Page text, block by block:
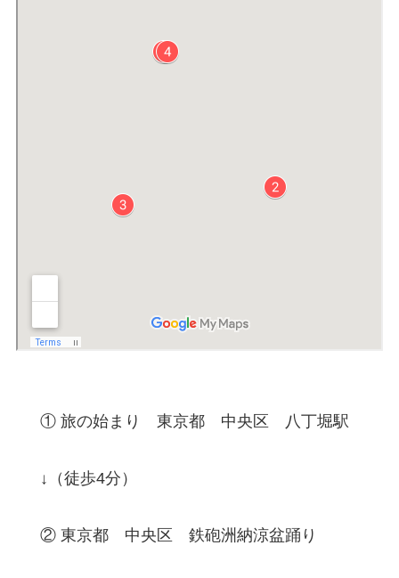
① 旅の始まり 東京都 中央区 八丁堀駅
↓（徒歩4分）
② 東京都 中央区 鉄砲洲納涼盆踊り